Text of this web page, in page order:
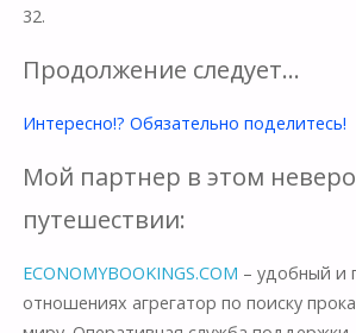
32.
Продолжение следует…
Интересно!? Обязательно поделитесь!
Мой партнер в этом
путешествии:
ECONOMYBOOKINGS.COM – удобный и
отношениях агрегатор по поиску